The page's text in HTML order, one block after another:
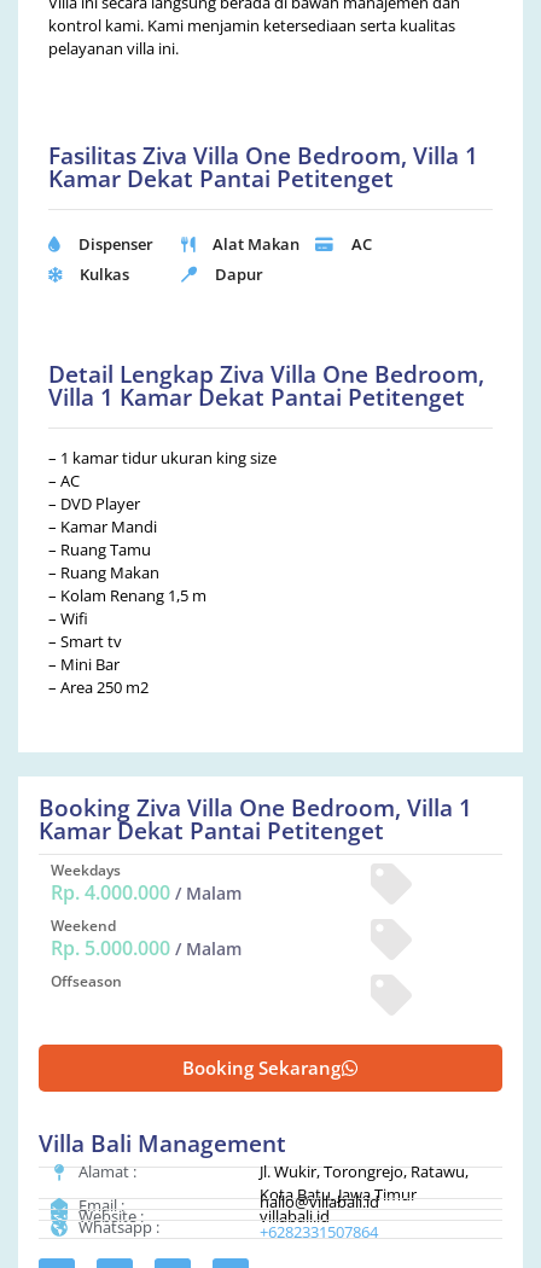
Booking Ziva Villa One Bedroom, Villa 1
Kamar Dekat Pantai Petitenget
Weekdays
Rp. 4.000.000 / Malam
Weekend
Rp. 5.000.000 / Malam
Offseason
Booking Sekarang
Villa Bali Management
Alamat :
Jl. Wukir, Torongrejo, Ratawu,
Kota Batu, Jawa Timur
Email : hallo@villabali.id
Website : villabali.id
Whatsapp : +6282331507864
kontrol kami. Kami menjamin ketersediaan serta kualitas
pelayanan villa ini.
Fasilitas Ziva Villa One Bedroom, Villa 1
Kamar Dekat Pantai Petitenget
Dispenser Alat Makan
AC
Kulkas
Dapur
Detail Lengkap Ziva Villa One Bedroom,
Villa 1 Kamar Dekat Pantai Petitenget
– 1 kamar tidur ukuran king size
– AC
– DVD Player
– Kamar Mandi
– Ruang Tamu
– Ruang Makan
– Kolam Renang 1,5 m
– Wifi
– Smart tv
– Mini Bar
– Area 250 m2